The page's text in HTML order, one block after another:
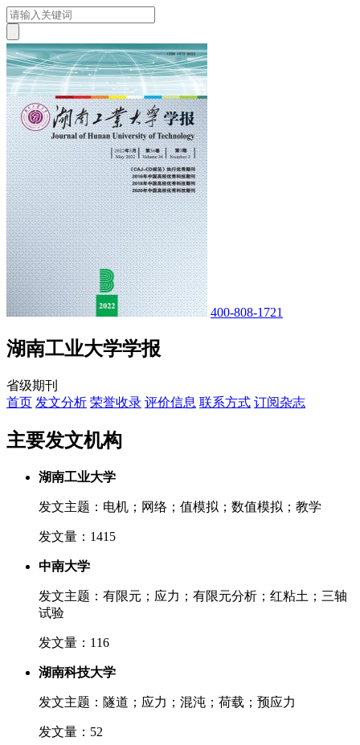
400-808-1721
湖南工业大学学报
省级期刊
首页 发文分析 荣誉收录 评价信息 联系方式 订阅杂志
主要发文机构
湖南工业大学
发文主题：电机；网络；值模拟；数值模拟；教学
发文量：1415
中南大学
发文主题：有限元；应力；有限元分析；红粘土；三轴
试验
发文量：116
湖南科技大学
发文主题：隧道；应力；混沌；荷载；预应力
发文量：52